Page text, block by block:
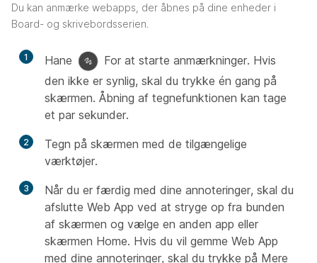
Du kan anmærke webapps, der åbnes på dine enheder i
Board- og skrivebordsserien.
1 Hane
For at starte anmærkninger. Hvis
den ikke er synlig, skal du trykke én gang på
skærmen. Åbning af tegnefunktionen kan tage
et par sekunder.
2
Tegn på skærmen med de tilgængelige
værktøjer.
3
Når du er færdig med dine annoteringer, skal du
afslutte Web App ved at stryge op fra bunden
af skærmen og vælge en anden app eller
skærmen Home. Hvis du vil gemme Web App
med dine annoteringer, skal du trykke på Mere